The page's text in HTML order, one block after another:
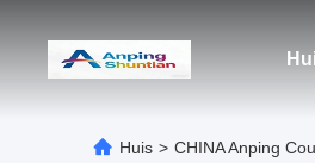
Huis > CHINA Anping